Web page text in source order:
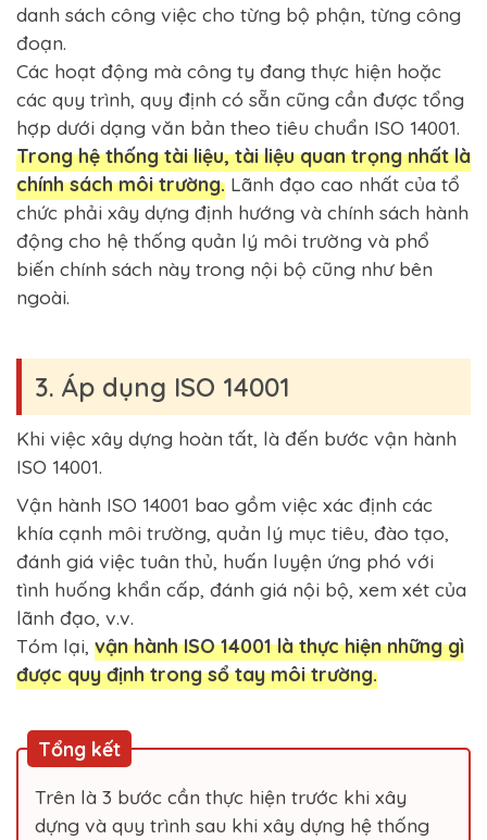
danh sách công việc cho từng bộ phận, từng công
đoạn.
Các hoạt động mà công ty đang thực hiện hoặc
các quy trình, quy định có sẵn cũng cần được tổng
hợp dưới dạng văn bản theo tiêu chuẩn ISO 14001.
Trong hệ thống tài liệu, tài liệu quan trọng nhất là
chính sách môi trường. Lãnh đạo cao nhất của tổ
chức phải xây dựng định hướng và chính sách hành
động cho hệ thống quản lý môi trường và phổ
biến chính sách này trong nội bộ cũng như bên
ngoài.
3. Áp dụng ISO 14001
Khi việc xây dựng hoàn tất, là đến bước vận hành
ISO 14001.
Vận hành ISO 14001 bao gồm việc xác định các
khía cạnh môi trường, quản lý mục tiêu, đào tạo,
đánh giá việc tuân thủ, huấn luyện ứng phó với
tình huống khẩn cấp, đánh giá nội bộ, xem xét của
lãnh đạo, v.v.
Tóm lại, vận hành ISO 14001 là thực hiện những gì
được quy định trong sổ tay môi trường.
Tổng kết
Trên là 3 bước cần thực hiện trước khi xây
dựng và quy trình sau khi xây dựng hệ thống